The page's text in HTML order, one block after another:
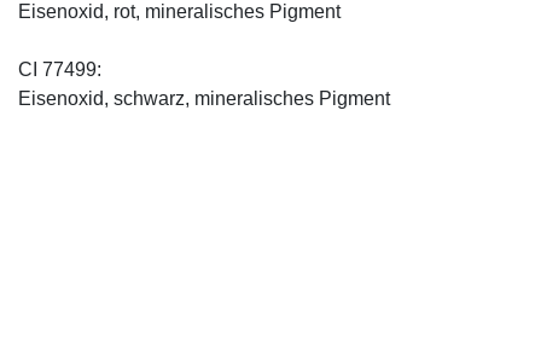
Eisenoxid, rot, mineralisches Pigment
CI 77499:
Eisenoxid, schwarz, mineralisches Pigment